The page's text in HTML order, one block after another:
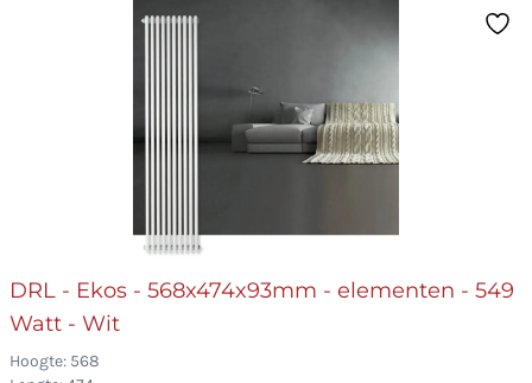
DRL - Ekos - 568x474x93mm - elementen - 549
Watt - Wit
Hoogte: 568